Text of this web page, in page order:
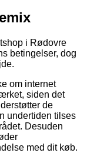
i Rødovre
betingelser, dog
om internet
siden det
de
undertiden tilses
Desuden
med dit køb.